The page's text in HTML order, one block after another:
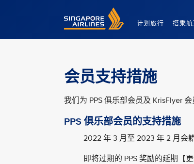
Singapore Airlines Home
计划旅行 搭乘航
会员支持措施
我们为 PPS 俱乐部会员及 KrisFlyer
PPS 俱乐部会员的支持措施
2022 年 3 月至 2023 年 2 月会
即将过期的 PPS 奖励的延期【更